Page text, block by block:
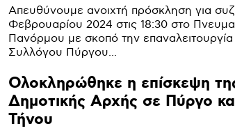
Απευθύνουμε ανοιχτή πρόσκληση για
Φεβρουαρίου 2024 στις 18:30 στο
Πανόρμου με σκοπό την επαναλειτουργία
Συλλόγου Πύργου...
Ολοκληρώθηκε η επίσκεψη
Δημοτικής Αρχής σε Πύργο
Τήνου